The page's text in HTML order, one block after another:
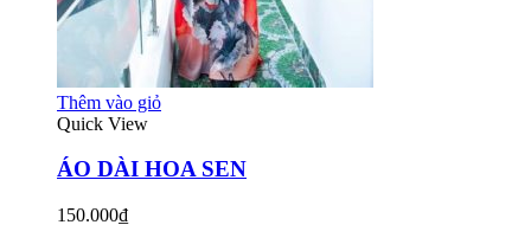
Thêm vào giỏ
Quick View
ÁO DÀI HOA SEN
150.000₫